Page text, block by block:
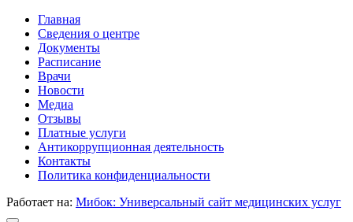
Главная
Сведения о центре
Документы
Расписание
Врачи
Новости
Медиа
Отзывы
Платные услуги
Антикоррупционная деятельность
Контакты
Политика конфиденциальности
Работает на: Мибок: Универсальный сайт медицинских услуг